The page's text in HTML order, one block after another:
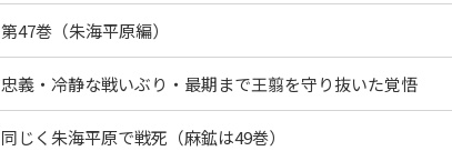
第47巻（朱海平原編）
忠義・冷静な戦いぶり・最期まで王翦を守り抜いた覚悟
同じく朱海平原で戦死（麻鉱は49巻）